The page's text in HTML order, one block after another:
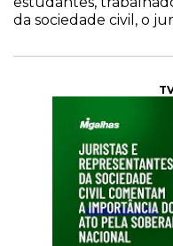
da sociedade civil, o